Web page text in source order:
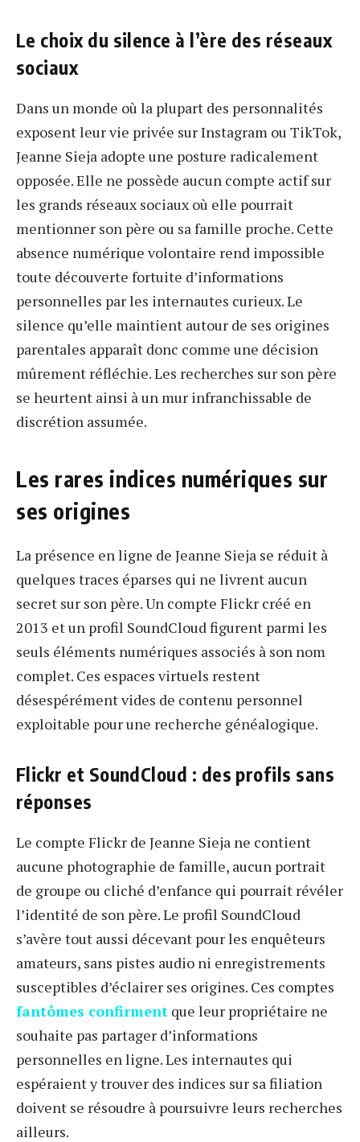
Le choix du silence à l’ère des réseaux
sociaux
Dans un monde où la plupart des personnalités
exposent leur vie privée sur Instagram ou TikTok,
Jeanne Sieja adopte une posture radicalement
opposée. Elle ne possède aucun compte actif sur
les grands réseaux sociaux où elle pourrait
mentionner son père ou sa famille proche. Cette
absence numérique volontaire rend impossible
toute découverte fortuite d’informations
personnelles par les internautes curieux. Le
silence qu’elle maintient autour de ses origines
parentales apparaît donc comme une décision
mûrement réfléchie. Les recherches sur son père
se heurtent ainsi à un mur infranchissable de
discrétion assumée.
Les rares indices numériques sur
ses origines
La présence en ligne de Jeanne Sieja se réduit à
quelques traces éparses qui ne livrent aucun
secret sur son père. Un compte Flickr créé en
2013 et un profil SoundCloud figurent parmi les
seuls éléments numériques associés à son nom
complet. Ces espaces virtuels restent
désespérément vides de contenu personnel
exploitable pour une recherche généalogique.
Flickr et SoundCloud : des profils sans
réponses
Le compte Flickr de Jeanne Sieja ne contient
aucune photographie de famille, aucun portrait
de groupe ou cliché d’enfance qui pourrait révéler
l’identité de son père. Le profil SoundCloud
s’avère tout aussi décevant pour les enquêteurs
amateurs, sans pistes audio ni enregistrements
susceptibles d’éclairer ses origines. Ces comptes
fantômes confirment que leur propriétaire ne
souhaite pas partager d’informations
personnelles en ligne. Les internautes qui
espéraient y trouver des indices sur sa filiation
doivent se résoudre à poursuivre leurs recherches
ailleurs.